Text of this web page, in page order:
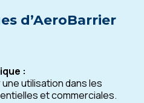
d’AeroBarrier
:
utilisation dans les
et commerciales.